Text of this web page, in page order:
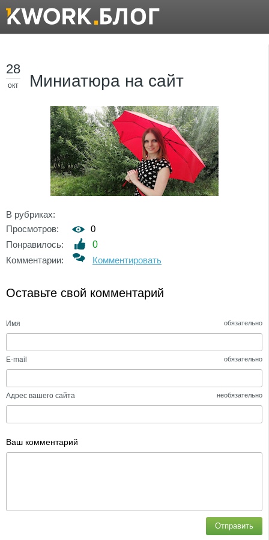
28
окт Миниатюра на сайт
В рубриках:
Просмотров:
0
Понравилось:
0
Комментарии:
Комментировать
Оставьте свой комментарий
Имя обязательно
E-mail обязательно
Адрес вашего сайта необязательно
Ваш комментарий
Отправить